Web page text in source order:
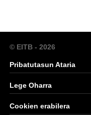
© EITB - 2026
Pribatutasun Ataria
Lege Oharra
Cookien erabilera